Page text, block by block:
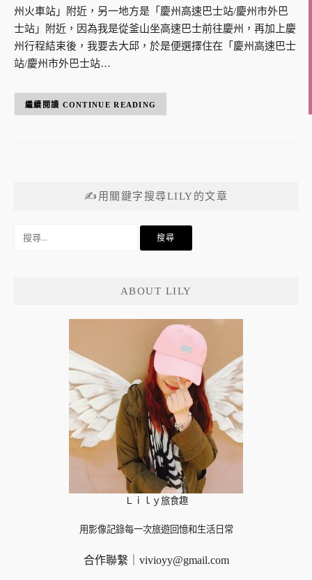
州火車站」附近，另一地方是「慶州高速巴士站/慶州市外巴
士站」附近，因為我是從釜山坐高速巴士前往慶州，再加上慶
州行程結束後，我要去大邱，於是便選擇住在「慶州高速巴士
站/慶州市外巴士站…
CONTINUE READING
✍用關鍵字搜尋LILY的文章
ABOUT LILY
Ｌｉｌｙ旅食趣
用影像記錄每一次旅遊回憶和生活日常
合作聯繫｜ vivioyy@gmail.com